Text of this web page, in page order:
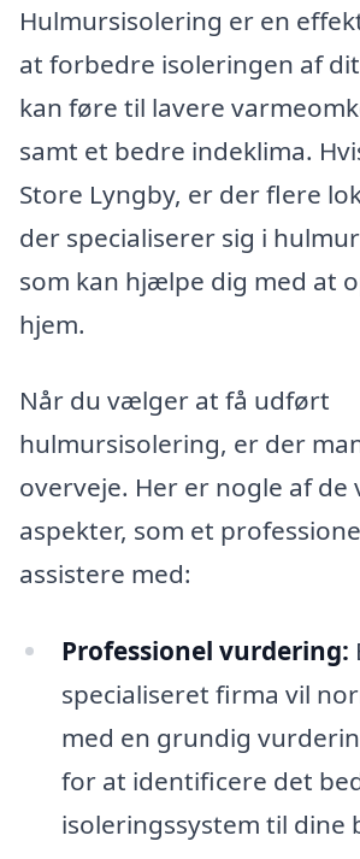
Hulmursisolering er en
at forbedre isoleringen af
kan føre til lavere
samt et bedre indeklima.
Store Lyngby, er der flere
der specialiserer sig i
som kan hjælpe dig med at
hjem.
Når du vælger at få udført
hulmursisolering, er der
overveje. Her er nogle af de
aspekter, som et
assistere med:
Professionel vurdering:
specialiseret firma vil
med en grundig
for at identificere det
isoleringssystem til dine